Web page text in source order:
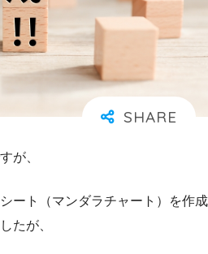
が、
ート（マンダラチャート）を作成
たが、